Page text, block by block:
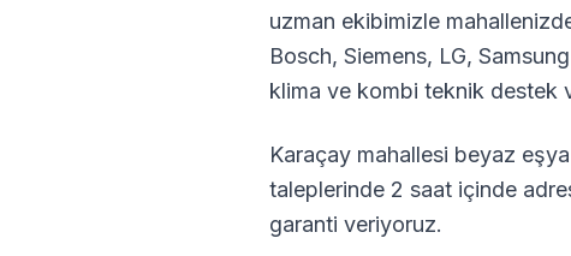
uzman ekibimizle
Bosch, Siemens, LG,
klima ve kombi teknik destek
Karaçay mahallesi beyaz
taleplerinde 2 saat içinde
garanti veriyoruz.